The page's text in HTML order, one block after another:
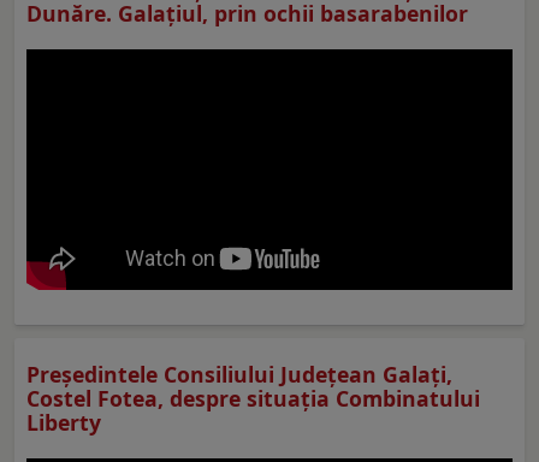
Dunăre. Galațiul, prin ochii basarabenilor
Preşedintele Consiliului Judeţean Galaţi,
Costel Fotea, despre situaţia Combinatului
Liberty